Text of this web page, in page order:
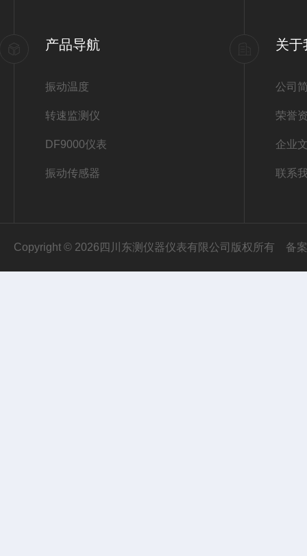
产品导航
振动温度
转速监测仪
DF9000仪表
振动传感器
关于
公司
荣誉
企业
联系
Copyright © 2026四川东测仪器仪表有限公司版权所有 备